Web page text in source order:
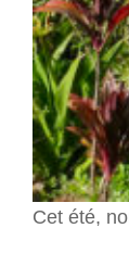
Cet été,